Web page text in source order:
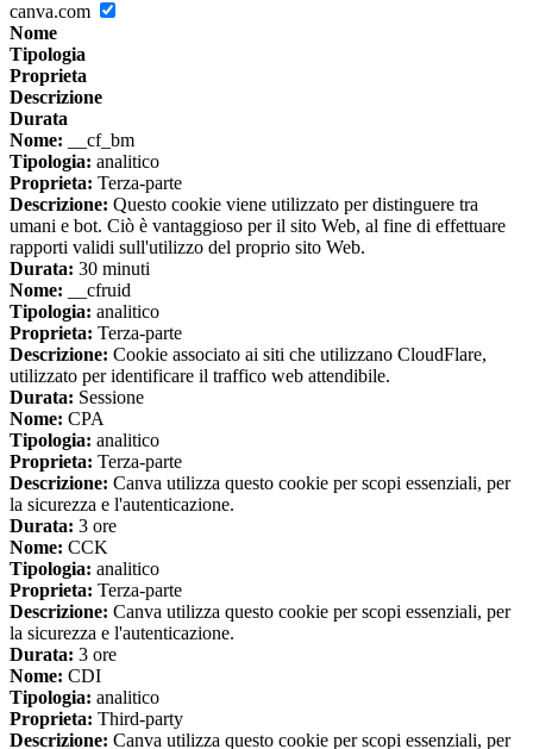
canva.com
Nome
Tipologia
Proprieta
Descrizione
Durata
Nome: __cf_bm
Tipologia: analitico
Proprieta: Terza-parte
Descrizione: Questo cookie viene utilizzato per distinguere tra
umani e bot. Ciò è vantaggioso per il sito Web, al fine di effettuare
rapporti validi sull'utilizzo del proprio sito Web.
Durata: 30 minuti
Nome: __cfruid
Tipologia: analitico
Proprieta: Terza-parte
Descrizione: Cookie associato ai siti che utilizzano CloudFlare,
utilizzato per identificare il traffico web attendibile.
Durata: Sessione
Nome: CPA
Tipologia: analitico
Proprieta: Terza-parte
Descrizione: Canva utilizza questo cookie per scopi essenziali, per
la sicurezza e l'autenticazione.
Durata: 3 ore
Nome: CCK
Tipologia: analitico
Proprieta: Terza-parte
Descrizione: Canva utilizza questo cookie per scopi essenziali, per
la sicurezza e l'autenticazione.
Durata: 3 ore
Nome: CDI
Tipologia: analitico
Proprieta: Third-party
Descrizione: Canva utilizza questo cookie per scopi essenziali, per